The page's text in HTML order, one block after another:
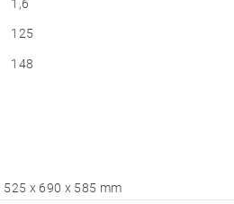
1,6
125
148
525 x 690 x 585 mm